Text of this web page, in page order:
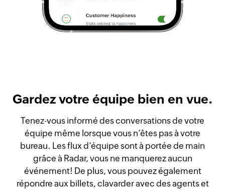
Gardez votre équipe bien en vue.
Tenez-vous informé des conversations de votre
équipe même lorsque vous n’êtes pas à votre
bureau. Les flux d’équipe sont à portée de main
grâce à Radar, vous ne manquerez aucun
événement! De plus, vous pouvez également
répondre aux billets, clavarder avec des agents et